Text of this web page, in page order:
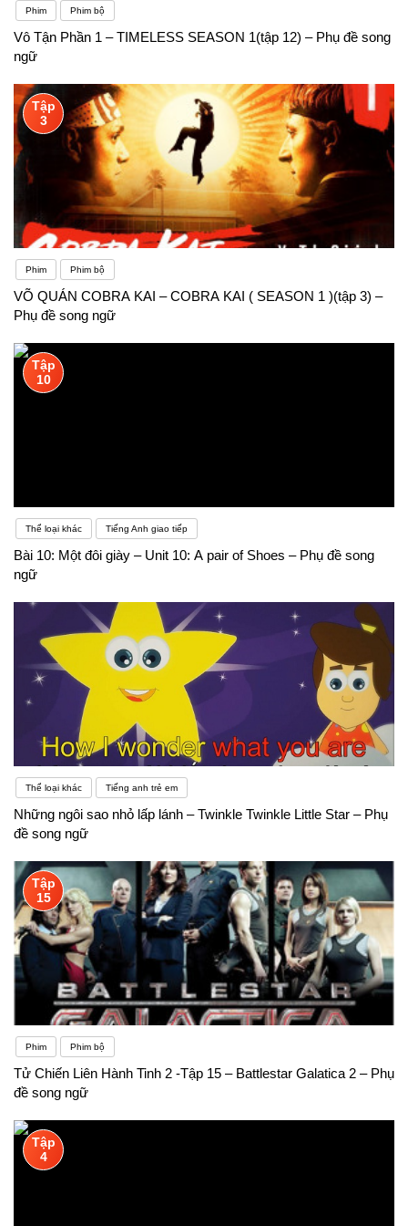
kinh tế, tài chính ngân hàng, xuất nhập khẩu…. và
các kỹ năng thuyết trình, giao tiếp kinh doanh,…
nhà tuyển dụng sau khi hoàn thành khóa học
Phim Phim bộ
Vô Tận Phần 1 – TIMELESS SEASON 1(tập 12) – Phụ đề song
ngữ
Tập
3
Phim Phim bộ
VÕ QUÁN COBRA KAI – COBRA KAI ( SEASON 1 )(tập 3) –
Phụ đề song ngữ
Tập
10
Thể loại khác Tiếng Anh giao tiếp
Bài 10: Một đôi giày – Unit 10: A pair of Shoes – Phụ đề song
ngữ
Thể loại khác Tiếng anh trẻ em
Những ngôi sao nhỏ lấp lánh – Twinkle Twinkle Little Star – Phụ
đề song ngữ
Tập
15
Phim Phim bộ
Tử Chiến Liên Hành Tinh 2 -Tập 15 – Battlestar Galatica 2 – Phụ
đề song ngữ
Tập
4